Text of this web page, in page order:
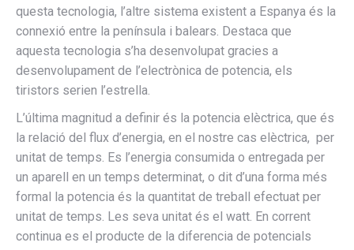
questa tecnologia, l’altre sistema existent a Espanya és la
connexió entre la península i balears. Destaca que
aquesta tecnologia s’ha desenvolupat gracies a
desenvolupament de l’electrònica de potencia, els
tiristors serien l’estrella.
L’última magnitud a definir és la potencia elèctrica, que és
la relació del flux d’energia, en el nostre cas elèctrica, per
unitat de temps. Es l’energia consumida o entregada per
un aparell en un temps determinat, o dit d’una forma més
formal la potencia és la quantitat de treball efectuat per
unitat de temps. Les seva unitat és el watt. En corrent
continua es el producte de la diferencia de potencials